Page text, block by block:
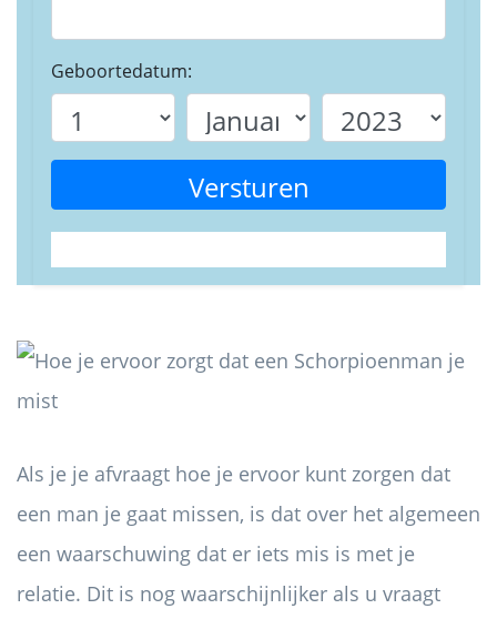
Geboortedatum:
Versturen
Als je je afvraagt ​​hoe je ervoor kunt zorgen dat
een man je gaat missen, is dat over het algemeen
een waarschuwing dat er iets mis is met je
relatie. Dit is nog waarschijnlijker als u vraagt ​​